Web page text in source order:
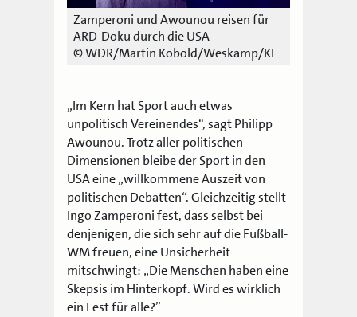
Zamperoni und Awounou reisen für
ARD-Doku durch die USA
© WDR/Martin Kobold/Weskamp/KI
„Im Kern hat Sport auch etwas
unpolitisch Vereinendes“, sagt Philipp
Awounou. Trotz aller politischen
Dimensionen bleibe der Sport in den
USA eine „willkommene Auszeit von
politischen Debatten“. Gleichzeitig stellt
Ingo Zamperoni fest, dass selbst bei
denjenigen, die sich sehr auf die Fußball-
WM freuen, eine Unsicherheit
mitschwingt: „Die Menschen haben eine
Skepsis im Hinterkopf. Wird es wirklich
ein Fest für alle?”